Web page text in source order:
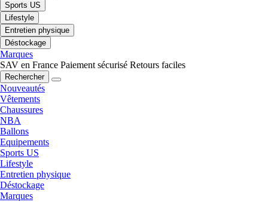
Sports US
Lifestyle
Entretien physique
Déstockage
Marques
SAV en France Paiement sécurisé Retours faciles
Rechercher
Nouveautés
Vêtements
Chaussures
NBA
Ballons
Equipements
Sports US
Lifestyle
Entretien physique
Déstockage
Marques